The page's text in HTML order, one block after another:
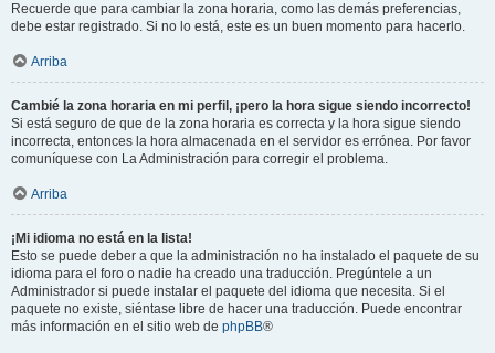
Recuerde que para cambiar la zona horaria, como las demás preferencias,
debe estar registrado. Si no lo está, este es un buen momento para hacerlo.
Arriba
Cambié la zona horaria en mi perfil, ¡pero la hora sigue siendo incorrecto!
Si está seguro de que de la zona horaria es correcta y la hora sigue siendo
incorrecta, entonces la hora almacenada en el servidor es errónea. Por favor
comuníquese con La Administración para corregir el problema.
Arriba
¡Mi idioma no está en la lista!
Esto se puede deber a que la administración no ha instalado el paquete de su
idioma para el foro o nadie ha creado una traducción. Pregúntele a un
Administrador si puede instalar el paquete del idioma que necesita. Si el
paquete no existe, siéntase libre de hacer una traducción. Puede encontrar
más información en el sitio web de phpBB®